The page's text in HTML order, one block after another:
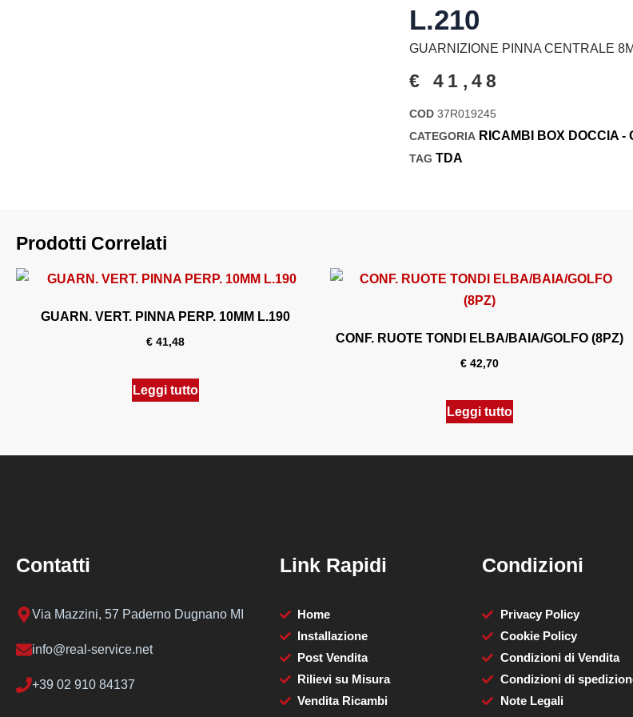
L.210
GUARNIZIONE PINNA CENTRALE
€ 41,48
COD 37R019245
CATEGORIA RICAMBI BOX DOCCIA -
TAG TDA
Prodotti Correlati
GUARN. VERT. PINNA PERP. 10MM L.190
€41,48
Leggi tutto
CONF. RUOTE TONDI ELBA/BAIA/GOLFO (8PZ)
€42,70
Leggi tutto
Contatti
Via Mazzini, 57 Paderno Dugnano MI
info@real-service.net
+39 02 910 84137
Link Rapidi
Home
Installazione
Post Vendita
Rilievi su Misura
Vendita Ricambi
Condizioni
Privacy Policy
Cookie Policy
Condizioni di Vendita
Condizioni di
Note Legali